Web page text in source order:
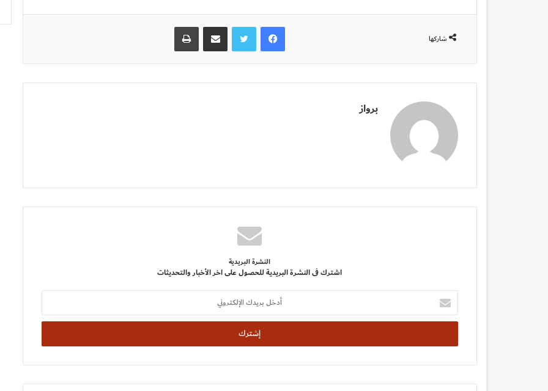
شاركها
فيسبوكتويتر مشاركة عبر البريد طباعة
برواز
النشرة البريدية
اشترك فى النشرة البريدية للحصول على اخر الأخبار والتحديثات
أدخل
بريدك
الإلكتروني